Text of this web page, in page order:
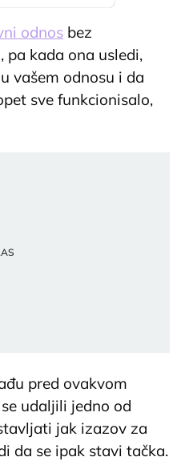
odnos bez
pa kada ona usledi,
vašem odnosu i da
sve funkcionisalo,
pred ovakvom
udaljili jedno od
jak izazov za
da se ipak stavi tačka.